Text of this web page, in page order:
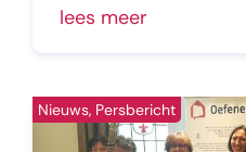
lees meer
Nieuws, Persbericht